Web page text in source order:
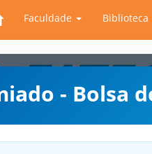
Faculdade Biblioteca
- Bolsa